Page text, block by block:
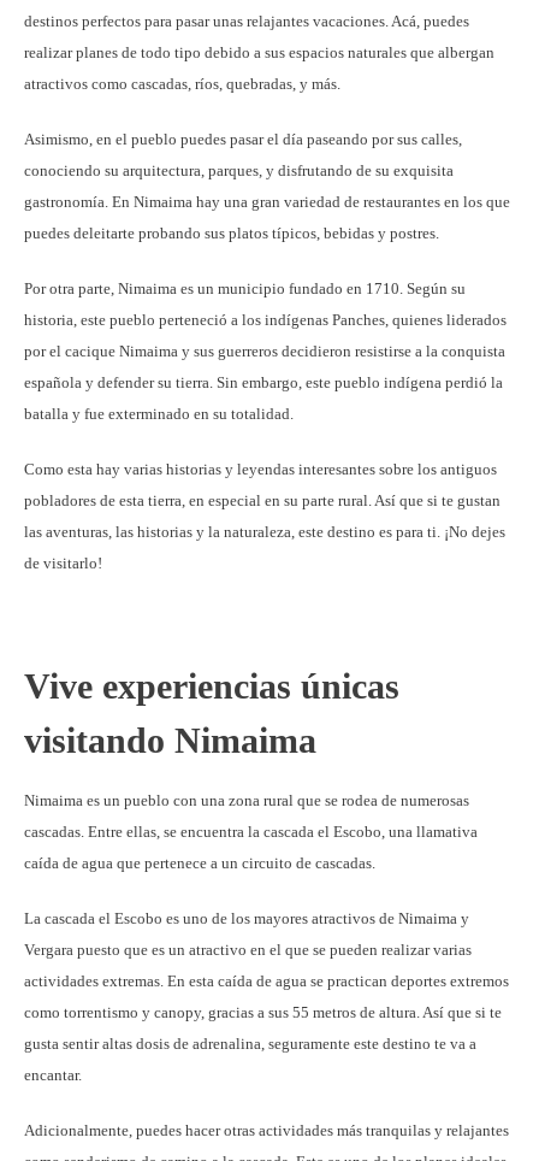
destinos perfectos para pasar unas relajantes vacaciones. Acá, puedes
realizar planes de todo tipo debido a sus espacios naturales que albergan
atractivos como cascadas, ríos, quebradas, y más.
Asimismo, en el pueblo puedes pasar el día paseando por sus calles,
conociendo su arquitectura, parques, y disfrutando de su exquisita
gastronomía. En Nimaima hay una gran variedad de restaurantes en los que
puedes deleitarte probando sus platos típicos, bebidas y postres.
Por otra parte, Nimaima es un municipio fundado en 1710. Según su
historia, este pueblo perteneció a los indígenas Panches, quienes liderados
por el cacique Nimaima y sus guerreros decidieron resistirse a la conquista
española y defender su tierra. Sin embargo, este pueblo indígena perdió la
batalla y fue exterminado en su totalidad.
Como esta hay varias historias y leyendas interesantes sobre los antiguos
pobladores de esta tierra, en especial en su parte rural. Así que si te gustan
las aventuras, las historias y la naturaleza, este destino es para ti. ¡No dejes
de visitarlo!
Vive experiencias únicas
visitando Nimaima
Nimaima es un pueblo con una zona rural que se rodea de numerosas
cascadas. Entre ellas, se encuentra la cascada el Escobo, una llamativa
caída de agua que pertenece a un circuito de cascadas.
La cascada el Escobo es uno de los mayores atractivos de Nimaima y
Vergara puesto que es un atractivo en el que se pueden realizar varias
actividades extremas. En esta caída de agua se practican deportes extremos
como torrentismo y canopy, gracias a sus 55 metros de altura. Así que si te
gusta sentir altas dosis de adrenalina, seguramente este destino te va a
encantar.
Adicionalmente, puedes hacer otras actividades más tranquilas y relajantes